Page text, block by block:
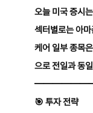
오늘 미국 증시
섹터별로는 아
케어 일부 종목
으로 전일과 동
🎯 투자 전략